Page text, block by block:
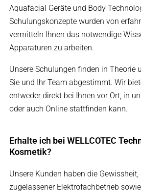
Aquafacial Geräte und Body
Schulungskonzepte wurden von
vermitteln Ihnen das notwendige
Apparaturen zu arbeiten.
Unsere Schulungen finden in
Sie und Ihr Team abgestimmt. Wir
entweder direkt bei Ihnen vor Ort, in
oder auch Online stattfinden kann.
Erhalte ich bei WELLCOTEC
Kosmetik?
Unsere Kunden haben die
zugelassener Elektrofachbetrieb